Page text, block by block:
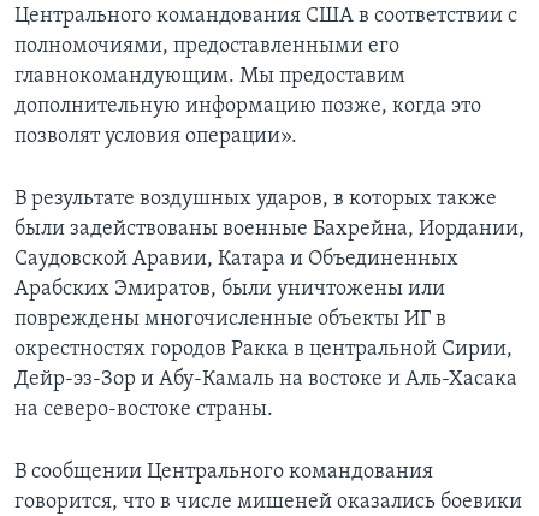
Центрального командования США в соответствии с
полномочиями, предоставленными его
главнокомандующим. Мы предоставим
дополнительную информацию позже, когда это
позволят условия операции».
В результате воздушных ударов, в которых также
были задействованы военные Бахрейна, Иордании,
Саудовской Аравии, Катара и Объединенных
Арабских Эмиратов, были уничтожены или
повреждены многочисленные объекты ИГ в
окрестностях городов Ракка в центральной Сирии,
Дейр-эз-Зор и Абу-Камаль на востоке и Аль-Хасака
на северо-востоке страны.
В сообщении Центрального командования
говорится, что в числе мишеней оказались боевики